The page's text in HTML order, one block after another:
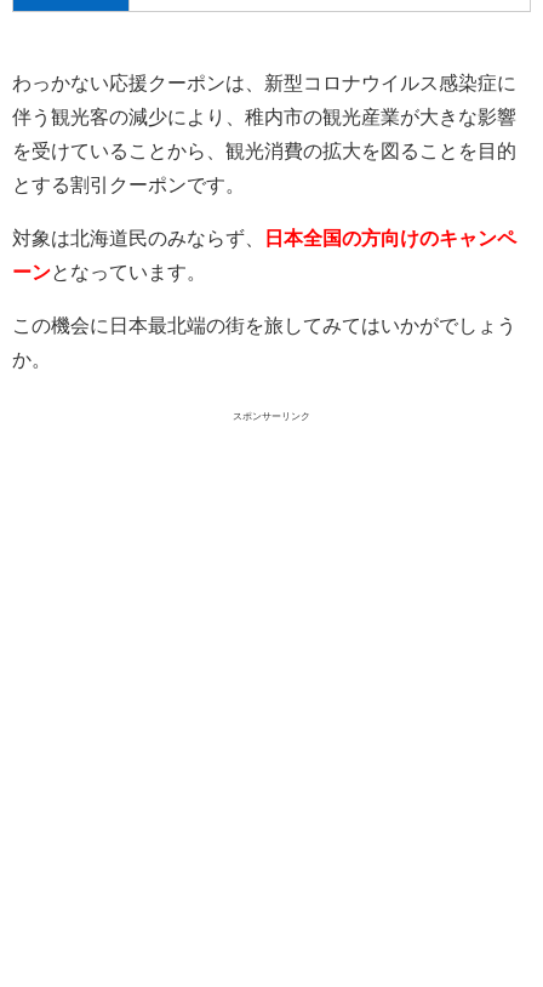
わっかない応援クーポンは、 新型コロナウイルス感染症に
伴う観光客の減少により、稚内市の観光産業が大きな影響
を受けていることから、 観光消費の拡大を図ることを目的
とする割引クーポンです。
対象は北海道民のみならず、
日本全国の方向けのキャンペ
ーンとなっています。
この機会に日本最北端の街を旅してみてはいかがでしょう
か。
スポンサーリンク